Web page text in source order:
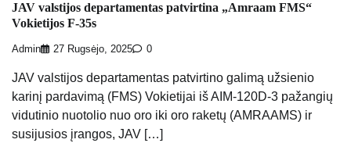
JAV valstijos departamentas patvirtina „Amraam FMS“
Vokietijos F-35s
Admin 27 Rugsėjo, 2025 0
JAV valstijos departamentas patvirtino galimą užsienio
karinį pardavimą (FMS) Vokietijai iš AIM-120D-3 pažangių
vidutinio nuotolio nuo oro iki oro raketų (AMRAAMS) ir
susijusios įrangos, JAV […]